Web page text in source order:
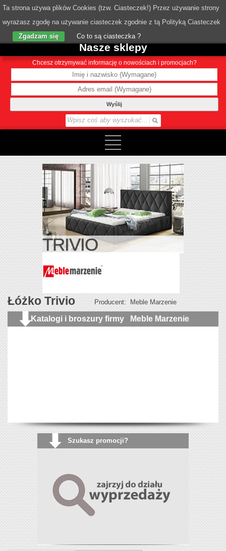
o Nas
Nasze sklepy
Chcesz otrzymywać informację o nowościach i promocjach?
Wyślij
TRIVIO
Łóżko Trivio Producent: Meble Marzenie
Katalogi i broszury firmy Meble Marzenie
Szukasz promocji?
Ta strona używa plików Cookies (tzw. Ciasteczek!) Przez używanie strony
wyrażasz zgodę na używanie ciasteczek zgodnie z tą Polityką Ciasteczek
Zgadzam się
Co to są ciasteczka ?